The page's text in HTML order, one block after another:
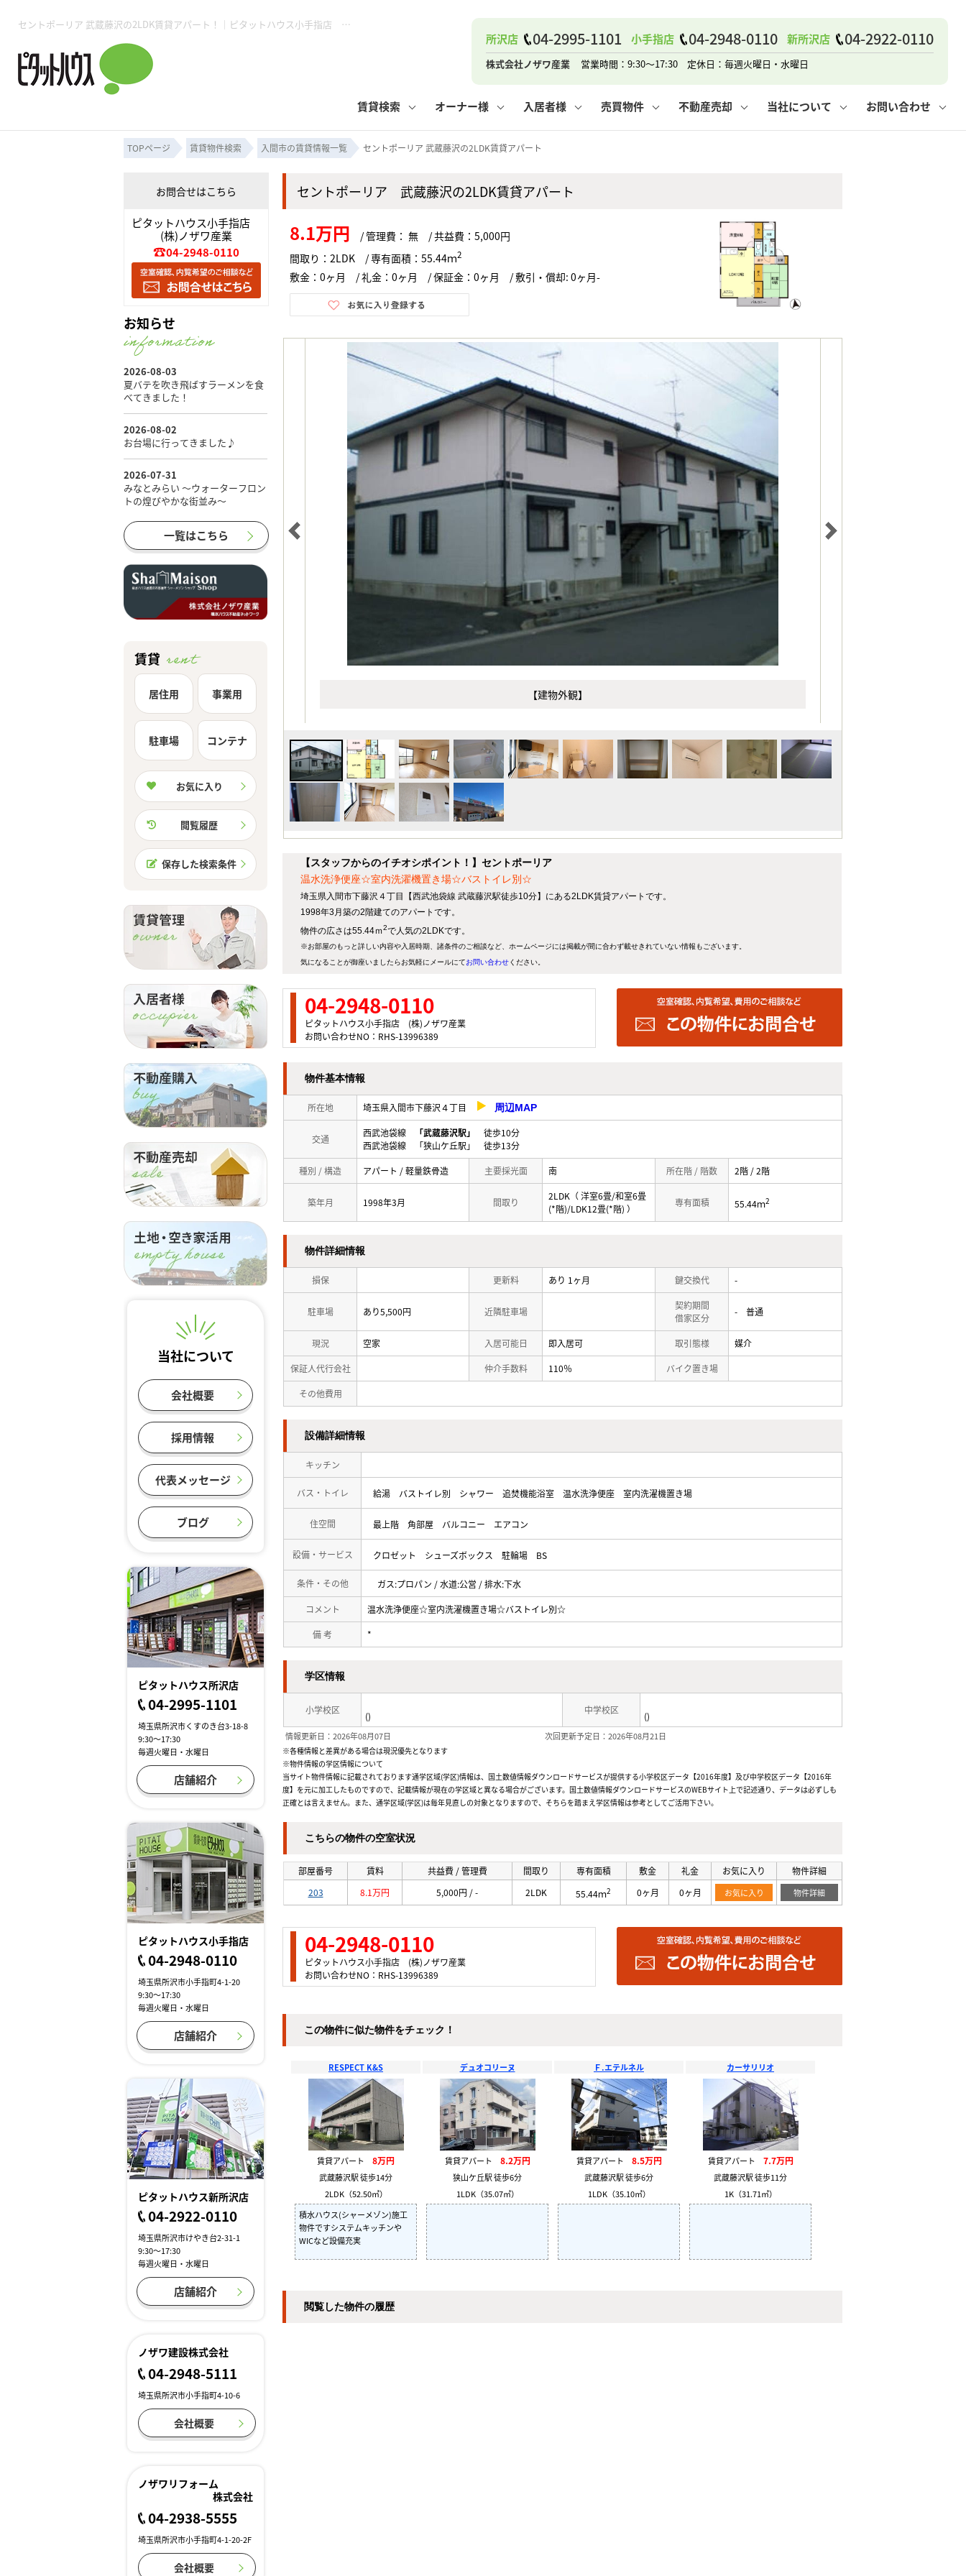
セントポーリア 武蔵藤沢の2LDK賃貸アパート！｜ピタットハウス小手指店 (株)ノザワ産業
所沢店 04-2995-1101 小手指店 04-2948-0110 新所沢店 04-2922-0110
株式会社ノザワ産業 営業時間：9:30～17:30 定休日：毎週火曜日・水曜日
賃貸検索
所沢賃貸TOP 物件検索フォーム お気に入り 閲覧履歴 保存した検索条件
月極駐車場 事業用物件 コンテナ
オーナー様
賃貸管理業務 土地・空き家活用 空き家管理 管理物件一覧 管理のご依頼
入居者様
入居者様用ページTOP 入居中のマナー 住まいのトラブルQ&A お住まいの解約手続き
売買物件
売買物件一覧 購入時の諸費用 購入までの流れ よくある質問
不動産売却
無料売却査定 仲介手数料について 業者の選び方 媒介契約の種類
必要な書類 売却の流れ 高く売るポイント よくある質問
当社について
スタッフ紹介 お知らせ お客様の声 スタッフブログ
ピタットハウス所沢店 ピタットハウス小手指店 ピタットハウス新所沢店
お問い合わせ
ご来店予約 お住まいの解約手続き その他の問合せ
所沢賃貸TOP 閲覧履歴 保存した検索条件
月極駐車場 事業用物件 コンテナ
賃貸管理業務 管理のご依頼
入居者様用ページTOP 住まいのトラブルQ&A お住まいの解約手続き その他の問合せ
売買物件一覧 よくある質問 マンションVS戸建て 賃貸vs持ち家
無料売却査定 媒介契約の種類 売却時の諸費用 仲介と買取の違い
必要な書類
会社概要 スタッフブログ 個人情報保護方針
ピタットハウス所沢店 ピタットハウス小手指店
ご来店予約
TOPページ 賃貸物件検索 入間市の賃貸情報一覧 セントポーリア 武蔵藤沢の2LDK賃貸アパート
セントポーリア 武蔵藤沢の2LDK賃貸アパート
8.1万円 / 管理費： 無 / 共益費：5,000円
間取り：2LDK / 専有面積：55.44ｍ2
敷金：0ヶ月 / 礼金：0ヶ月 / 保証金：0ヶ月 / 敷引・償却: 0ヶ月-
【建物外観】
【スタッフからのイチオシポイント！】セントポーリア
温水洗浄便座☆室内洗濯機置き場☆バストイレ別☆
埼玉県入間市下藤沢４丁目【西武池袋線 武蔵藤沢駅徒歩10分】にある2LDK賃貸アパートです。
1998年3月築の2階建てのアパートです。
物件の広さは55.44ｍ2で人気の2LDKです。
※お部屋のもっと詳しい内容や入居時期、諸条件のご相談など、ホームページには掲載が間に合わず載せきれていない情報もございます。
気になることが御座いましたらお気軽にメールにてお問い合わせください。
04-2948-0110
ピタットハウス小手指店 (株)ノザワ産業
お問い合わせNO：RHS-13996389
物件基本情報
所在地 埼玉県入間市下藤沢４丁目 周辺MAP
交通
西武池袋線 「武蔵藤沢駅」
徒歩10分
西武池袋線 「狭山ケ丘駅」 徒歩13分
種別 / 構造 アパート / 軽量鉄骨造 主要採光面 南 所在階 / 階数 2階 / 2階
築年月 1998年3月 間取り
2LDK（ 洋室6畳/和室6畳
(*階)/LDK12畳(*階) ）
専有面積 55.44ｍ2
物件詳細情報
損保 更新料 あり 1ヶ月 鍵交換代 -
駐車場 あり5,500円 近隣駐車場
契約期間
借家区分
- 普通
現況 空家 入居可能日 即入居可 取引態様 媒介
保証人代行会社 仲介手数料 110％ バイク置き場
その他費用
設備詳細情報
キッチン
バス・トイレ 給湯 バストイレ別 シャワー 追焚機能浴室 温水洗浄便座 室内洗濯機置き場
住空間 最上階 角部屋 バルコニー エアコン
設備・サービス クロゼット シューズボックス 駐輪場 BS
条件・その他 ガス:プロパン / 水道:公営 / 排水:下水
コメント 温水洗浄便座☆室内洗濯機置き場☆バストイレ別☆
備 考 *
学区情報
小学校区
()
中学校区
()
情報更新日：2026年08月07日 次回更新予定日：2026年08月21日
※各種情報と差異がある場合は現況優先となります
※物件情報の学区情報について
当サイト物件情報に記載されております通学区域(学区)情報は、国土数値情報ダウンロードサービスが提供する小学校区データ【2016年度】及び中学校区データ【2016年
度】を元に加工したものですので、記載情報が現在の学区域と異なる場合がございます。国土数値情報ダウンロードサービスのWEBサイト上で記述通り、データは必ずしも
正確とは言えません。また、通学区域(学区)は毎年見直しの対象となりますので、そちらを踏まえ学区情報は参考としてご活用下さい。
こちらの物件の空室状況
部屋番号 賃料 共益費 / 管理費 間取り 専有面積 敷金 礼金 お気に入り
物件詳細
203
8.1万円 5,000円 / - 2LDK 55.44ｍ2 0ヶ月 0ヶ月 お気に入り 物件詳細
04-2948-0110
ピタットハウス小手指店 (株)ノザワ産業
お問い合わせNO：RHS-13996389
この物件に似た物件をチェック！
RESPECT K&S
賃貸アパート 8万円
武蔵藤沢駅 徒歩14分
2LDK（52.50㎡）
積水ハウス(シャーメゾン)施工
物件ですシステムキッチンや
WICなど設備充実
デュオコリーヌ
賃貸アパート 8.2万円
狭山ケ丘駅 徒歩6分
1LDK（35.07㎡）
Ｆ.エテルネル
賃貸アパート 8.5万円
武蔵藤沢駅 徒歩6分
1LDK（35.10㎡）
カーサリリオ
賃貸アパート 7.7万円
武蔵藤沢駅 徒歩11分
1K（31.71㎡）
閲覧した物件の履歴
お問合せはこちら
ピタットハウス小手指店
(株)ノザワ産業
04-2948-0110
お知らせ
一覧はこちら
賃貸
居住用 事業用
駐車場 コンテナ
お気に入り
閲覧履歴
保存した検索条件
当社について
会社概要
採用情報
代表メッセージ
ブログ
ピタットハウス所沢店
04-2995-1101
埼玉県所沢市くすのき台3-18-8
9:30～17:30
毎週火曜日・水曜日
店舗紹介
ピタットハウス小手指店
04-2948-0110
埼玉県所沢市小手指町4-1-20
9:30～17:30
毎週火曜日・水曜日
店舗紹介
ピタットハウス新所沢店
04-2922-0110
埼玉県所沢市けやき台2-31-1
9:30～17:30
毎週火曜日・水曜日
店舗紹介
ノザワ建設株式会社
04-2948-5111
埼玉県所沢市小手指町4-10-6
会社概要
ノザワリフォーム
株式会社
04-2938-5555
埼玉県所沢市小手指町4-1-20-2F
会社概要